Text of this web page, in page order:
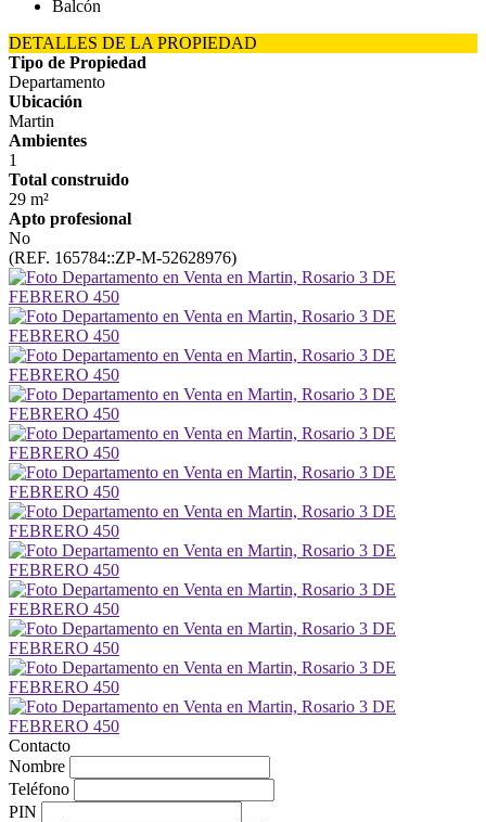
Balcón
DETALLES DE LA PROPIEDAD
Tipo de Propiedad
Departamento
Ubicación
Martin
Ambientes
1
Total construido
29 m²
Apto profesional
No
(REF. 165784::ZP-M-52628976)
Contacto
Nombre
Teléfono
PIN